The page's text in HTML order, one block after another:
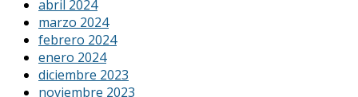
abril 2024
marzo 2024
febrero 2024
enero 2024
diciembre 2023
noviembre 2023